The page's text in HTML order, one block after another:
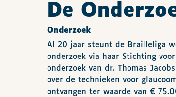
De
Onderzoek
Al 20 jaar steunt de Brailleliga
onderzoek via haar Stichting
onderzoek van dr. Thomas
over de technieken voor
ontvangen ter waarde van €